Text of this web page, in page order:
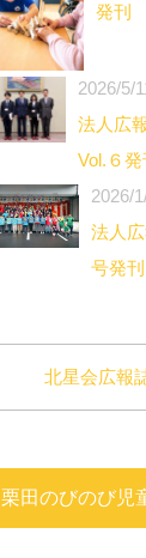
発刊
2026/5/
法人広
Vol.６発
2026/
法人
号発刊
北星会広報
栗田のびのび児